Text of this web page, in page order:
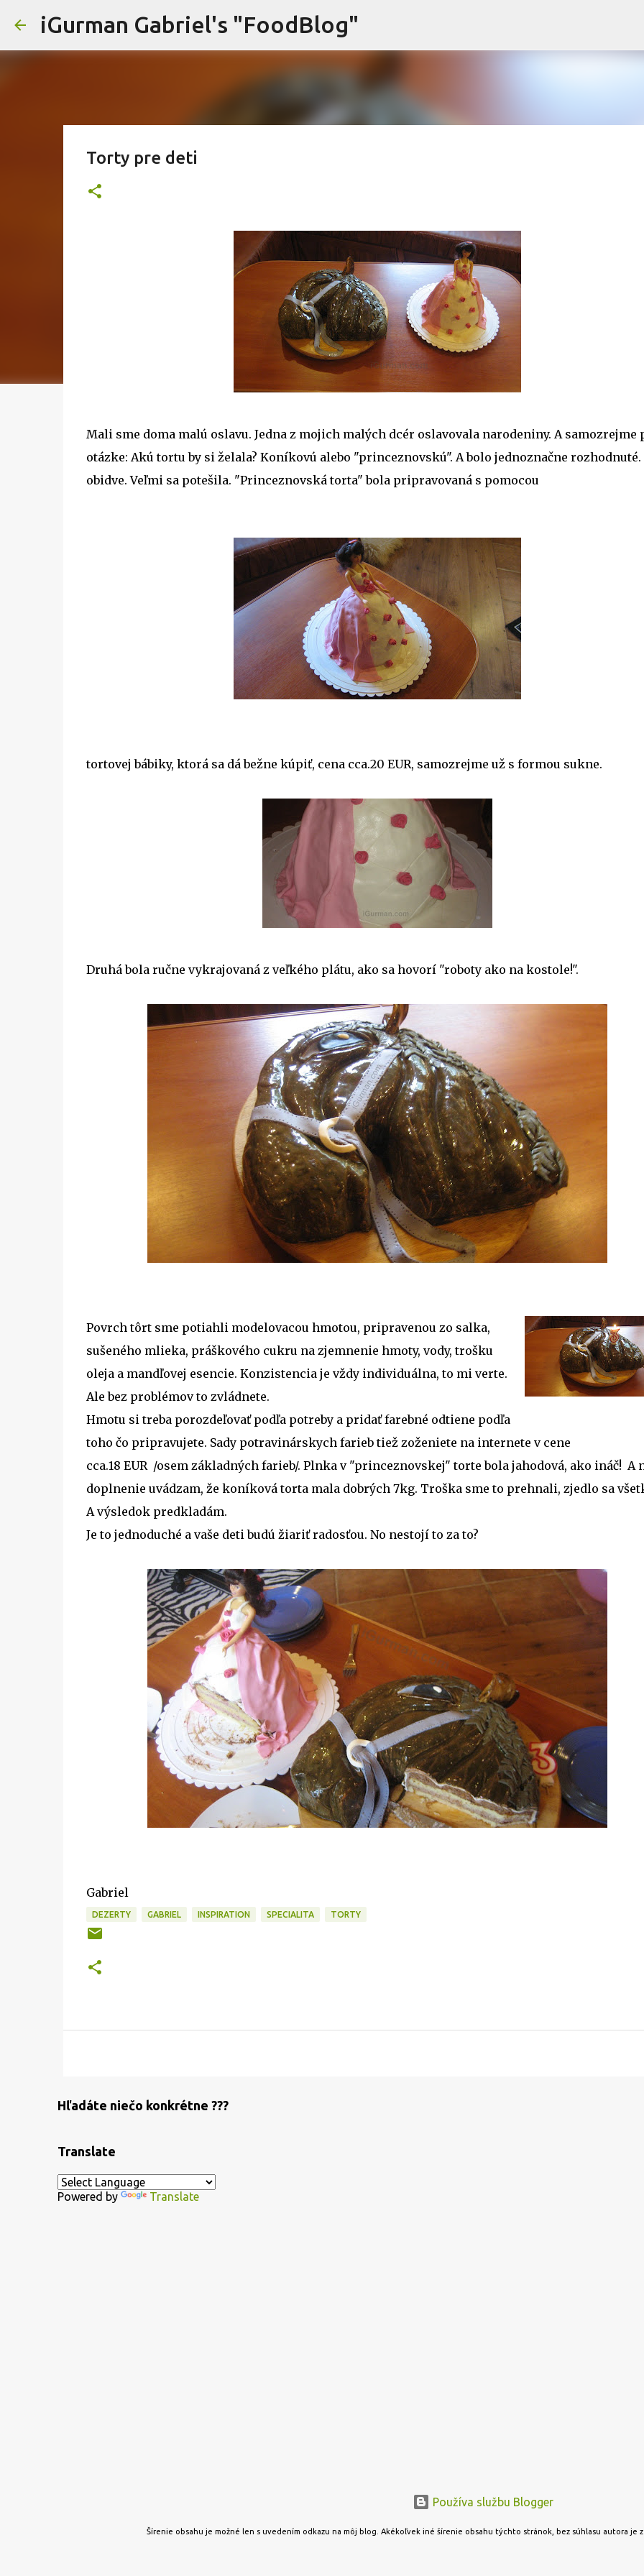
iGurman Gabriel's "FoodBlog"
Torty pre deti
Mali sme doma malú oslavu. Jedna z mojich malých dcér oslavovala narodeniny. A samozrejme
otázke: Akú tortu by si želala? Koníkovú alebo "princeznovskú". A bolo jednoznačne
obidve. Veľmi sa potešila. "Princeznovská torta" bola pripravovaná s pomocou
tortovej bábiky, ktorá sa dá bežne kúpiť, cena cca.20 EUR, samozrejme už s formou sukne.
Druhá bola ručne vykrajovaná z veľkého plátu, ako sa hovorí "roboty ako na kostole!".
Povrch tôrt sme potiahli modelovacou hmotou, pripravenou zo salka,
sušeného mlieka, práškového cukru na zjemnenie hmoty, vody, trošku
oleja a mandľovej esencie. Konzistencia je vždy individuálna, to mi verte.
Ale bez problémov to zvládnete.
Hmotu si treba porozdeľovať podľa potreby a pridať farebné odtiene podľa
toho čo pripravujete. Sady potravinárskych farieb tiež zoženiete na internete v cene
cca.18 EUR /osem základných farieb/. Plnka v "princeznovskej" torte bola jahodová, ako ináč! A
doplnenie uvádzam, že koníková torta mala dobrých 7kg. Troška sme to prehnali, zjedlo sa
A výsledok predkladám.
Je to jednoduché a vaše deti budú žiariť radosťou. No nestojí to za to?
Gabriel
DEZERTY GABRIEL INSPIRATION SPECIALITA TORTY
Hľadáte niečo konkrétne ???
Translate
Powered by Translate
Používa službu Blogger
Šírenie obsahu je možné len s uvedením odkazu na môj blog. Akékoľvek iné šírenie obsahu týchto stránok, bez súhlasu autora je